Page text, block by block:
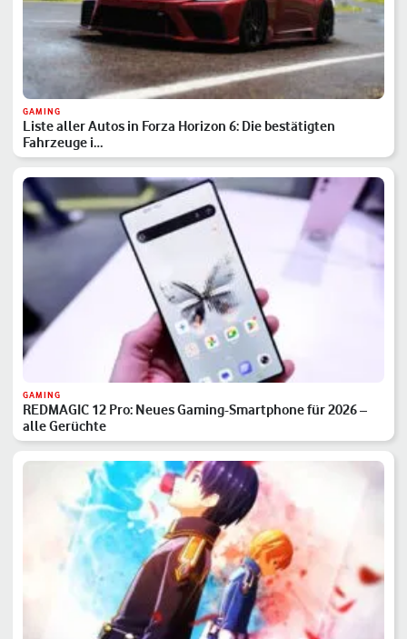
GAMING
Liste aller Autos in Forza Horizon 6: Die bestätigten
Fahrzeuge i…
GAMING
REDMAGIC 12 Pro: Neues Gaming-Smartphone für 2026 –
alle Gerüchte